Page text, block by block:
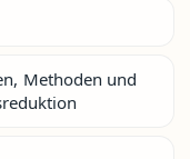
Methoden und